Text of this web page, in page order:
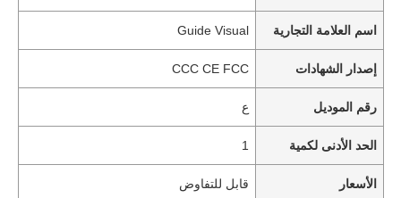
اسم العلامة التجارية Guide Visual
إصدار الشهادات CCC CE FCC
رقم الموديل ع
الحد الأدنى لكمية 1
الأسعار قابل للتفاوض